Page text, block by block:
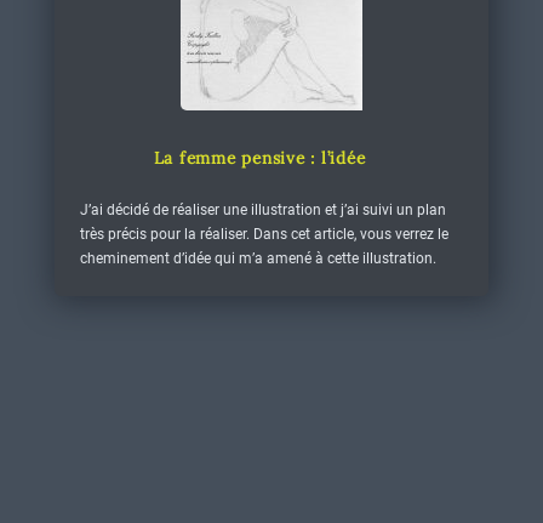
La femme pensive : l’idée
J’ai décidé de réaliser une illustration et j’ai suivi un plan
très précis pour la réaliser. Dans cet article, vous verrez le
cheminement d’idée qui m’a amené à cette illustration.